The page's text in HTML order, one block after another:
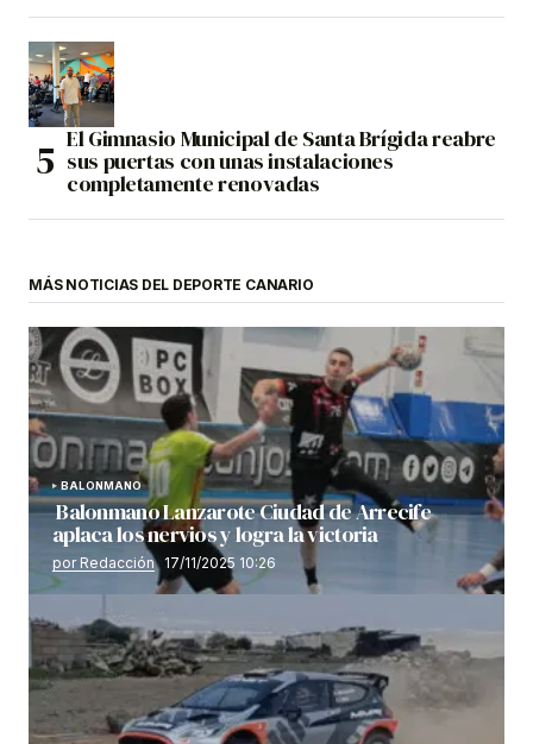
El Gimnasio Municipal de Santa Brígida reabre
sus puertas con unas instalaciones
completamente renovadas
MÁS NOTICIAS DEL DEPORTE CANARIO
BALONMANO
Balonmano Lanzarote Ciudad de Arrecife
aplaca los nervios y logra la victoria
por Redacción 17/11/2025 10:26